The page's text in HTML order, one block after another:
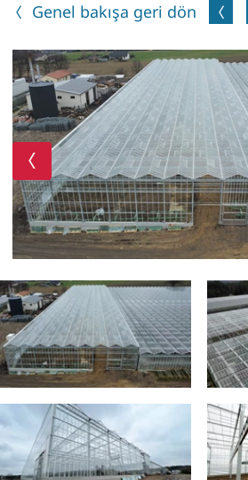
Genel bakışa geri dön